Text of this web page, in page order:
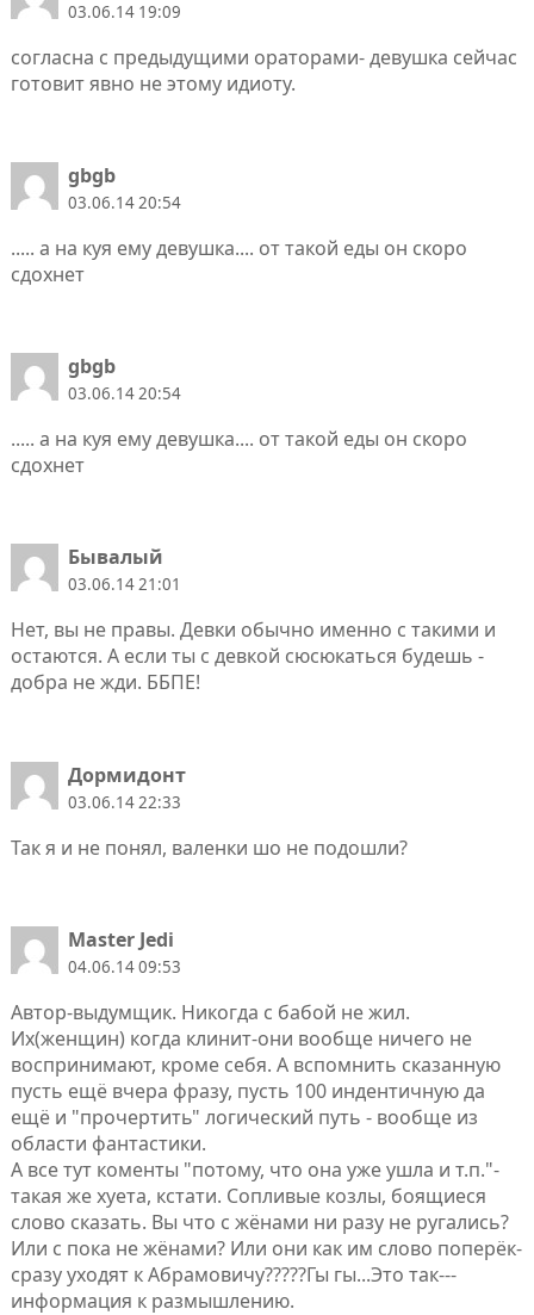
03.06.14 19:09
согласна с предыдущими ораторами- девушка сейчас
готовит явно не этому идиоту.
gbgb
03.06.14 20:54
..... а на куя ему девушка.... от такой еды он скоро
сдохнет
gbgb
03.06.14 20:54
..... а на куя ему девушка.... от такой еды он скоро
сдохнет
Бывалый
03.06.14 21:01
Нет, вы не правы. Девки обычно именно с такими и
остаются. А если ты с девкой сюсюкаться будешь -
добра не жди. ББПЕ!
Дормидонт
03.06.14 22:33
Так я и не понял, валенки шо не подошли?
Master Jedi
04.06.14 09:53
Автор-выдумщик. Никогда с бабой не жил.
Их(женщин) когда клинит-они вообще ничего не
воспринимают, кроме себя. А вспомнить сказанную
пусть ещё вчера фразу, пусть 100 индентичную да
ещё и "прочертить" логический путь - вообще из
области фантастики.
А все тут коменты "потому, что она уже ушла и т.п."-
такая же хуета, кстати. Сопливые козлы, боящиеся
слово сказать. Вы что с жёнами ни разу не ругались?
Или с пока не жёнами? Или они как им слово поперёк-
сразу уходят к Абрамовичу?????Гы гы...Это так---
информация к размышлению.